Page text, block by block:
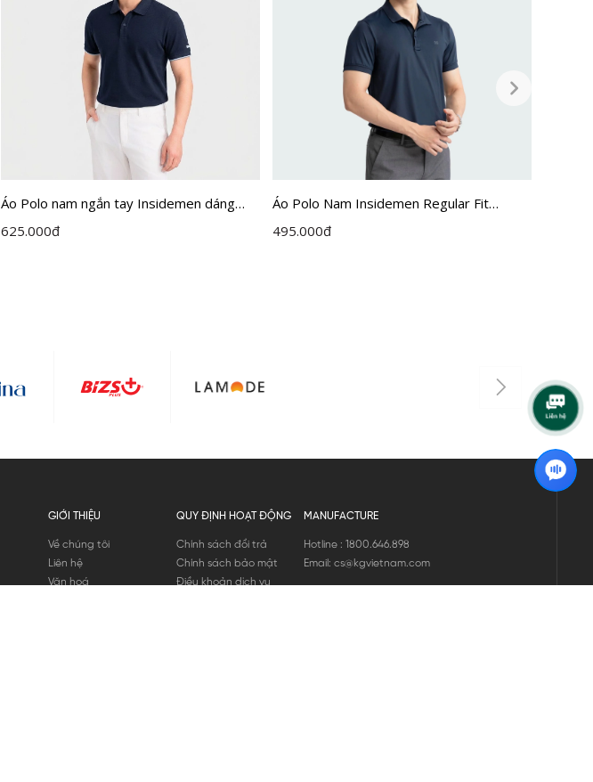
Áo Polo nam ngắn tay Insidemen dáng
Regular IPS126MAH0
625.000đ
Áo Polo Nam Insidemen Regular Fit
IPS055S3
495.000đ
GIỚI THIỆU
Về chúng tôi
Liên hệ
Văn hoá
QUY ĐỊNH HOẠT ĐỘNG
Chính sách đổi trả
Chính sách bảo mật
Điều khoản dịch vụ
MANUFACTURE
Hotline : 1800.646.898
Email: cs@kgvietnam.com